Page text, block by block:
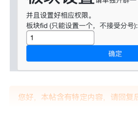
您好，本帖含有特定内容，请回复